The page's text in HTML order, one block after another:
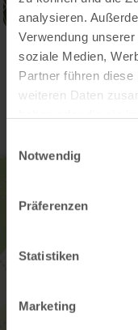
analysieren.
Verwendung
soziale Medien,
Partner führen
weiteren Daten
Notwendig
Präferenzen
Statistiken
Marketing